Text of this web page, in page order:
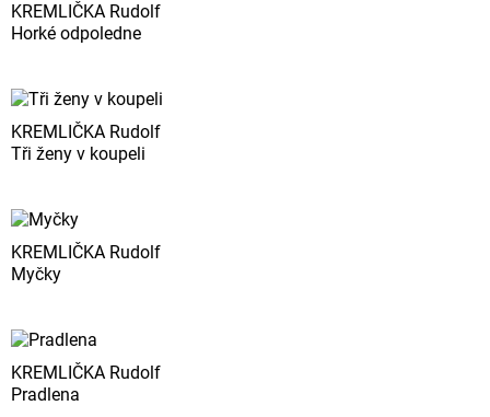
KREMLIČKA Rudolf
Horké odpoledne
KREMLIČKA Rudolf
Tři ženy v koupeli
KREMLIČKA Rudolf
Myčky
KREMLIČKA Rudolf
Pradlena